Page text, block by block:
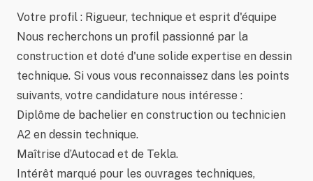
Votre profil : Rigueur, technique et esprit d'équipe
Nous recherchons un profil passionné par la
construction et doté d'une solide expertise en dessin
technique. Si vous vous reconnaissez dans les points
suivants, votre candidature nous intéresse :
Diplôme de bachelier en construction ou technicien
A2 en dessin technique.
Maîtrise d’Autocad et de Tekla.
Intérêt marqué pour les ouvrages techniques,